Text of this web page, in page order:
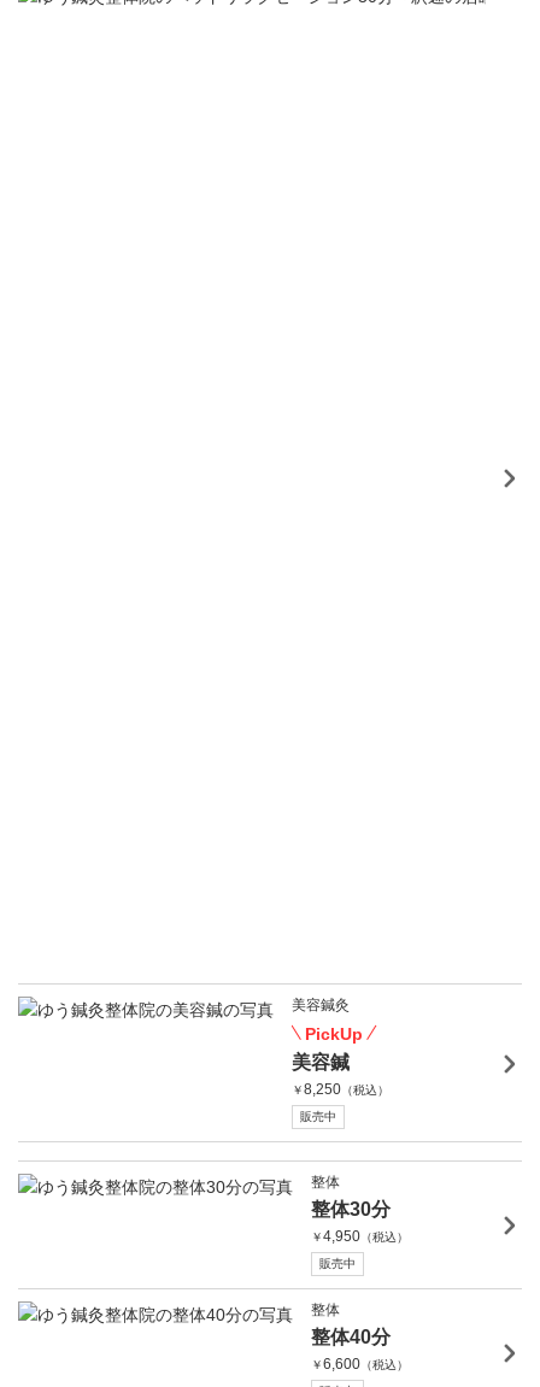
美容鍼灸
PickUp
美容鍼
￥8,250 （税込）
販売中
整体
整体30分
￥4,950 （税込）
販売中
整体
整体40分
￥6,600 （税込）